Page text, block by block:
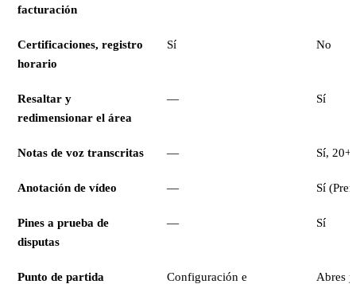
facturación
Certificaciones, registro
horario
Sí No
Resaltar y
redimensionar el área
— Sí
Notas de voz transcritas — Sí, 20+
Anotación de vídeo — Sí
Pines a prueba de
disputas
— Sí
Punto de partida
Configuración e
Abres